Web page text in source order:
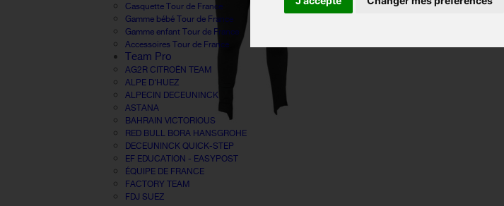
Casquette Tour de France
Gamme bébé Tour de France
Gamme enfant Tour de France
Accessoires Tour de France
Team Pro
AG2R CITROËN TEAM
ALPE D'HUEZ
ALPECIN DECEUNINCK
ASTANA
BAHRAIN VICTORIOUS
RED BULL BORA HANSGROHE
DECEUNINCK QUICK-STEP
EF EDUCATION - EASYPOST
ÉQUIPE DE FRANCE
FACTORY TEAM
FDJ SUEZ